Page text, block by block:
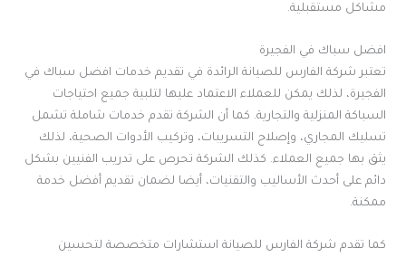
مشاكل مستقبلية.
افضل سباك في الفجيرة
تعتبر شركة الفارس للصيانة الرائدة في تقديم خدمات افضل سباك في
الفجيرة، لذلك يمكن للعملاء الاعتماد عليها لتلبية جميع احتياجات
السباكة المنزلية والتجارية. كما أن الشركة تقدم خدمات شاملة تشمل
تسليك المجاري، وإصلاح التسريبات، وتركيب الأدوات الصحية، لذلك
يثق بها جميع العملاء. كذلك الشركة تحرص على تدريب الفنيين بشكل
دائم على أحدث الأساليب والتقنيات، أيضا لضمان تقديم أفضل خدمة
ممكنة.
كما تقدم شركة الفارس للصيانة استشارات متخصصة لتحسين